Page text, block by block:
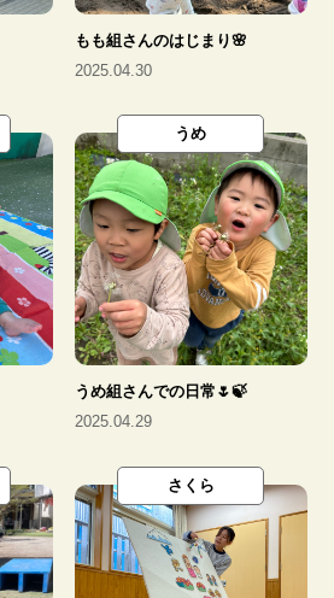
陵南児童クラブ
地域子育て支援センター
ひだまり
もも組さんのはじまり🌸
2025.04.30
うめ
うめ組さんでの日常🌷🍃
2025.04.29
さくら